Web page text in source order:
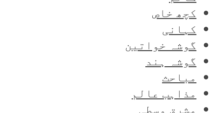
کچھ خاص
کہانی
گوشہ خواتین
گوشہ ہند
مباحث
مذاہب عالم
مشرق وسطی